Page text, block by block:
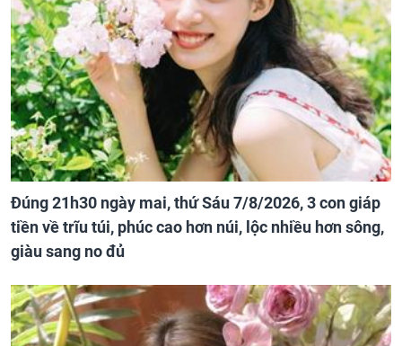
Đúng 21h30 ngày mai, thứ Sáu 7/8/2026, 3 con giáp
tiền về trĩu túi, phúc cao hơn núi, lộc nhiều hơn sông,
giàu sang no đủ